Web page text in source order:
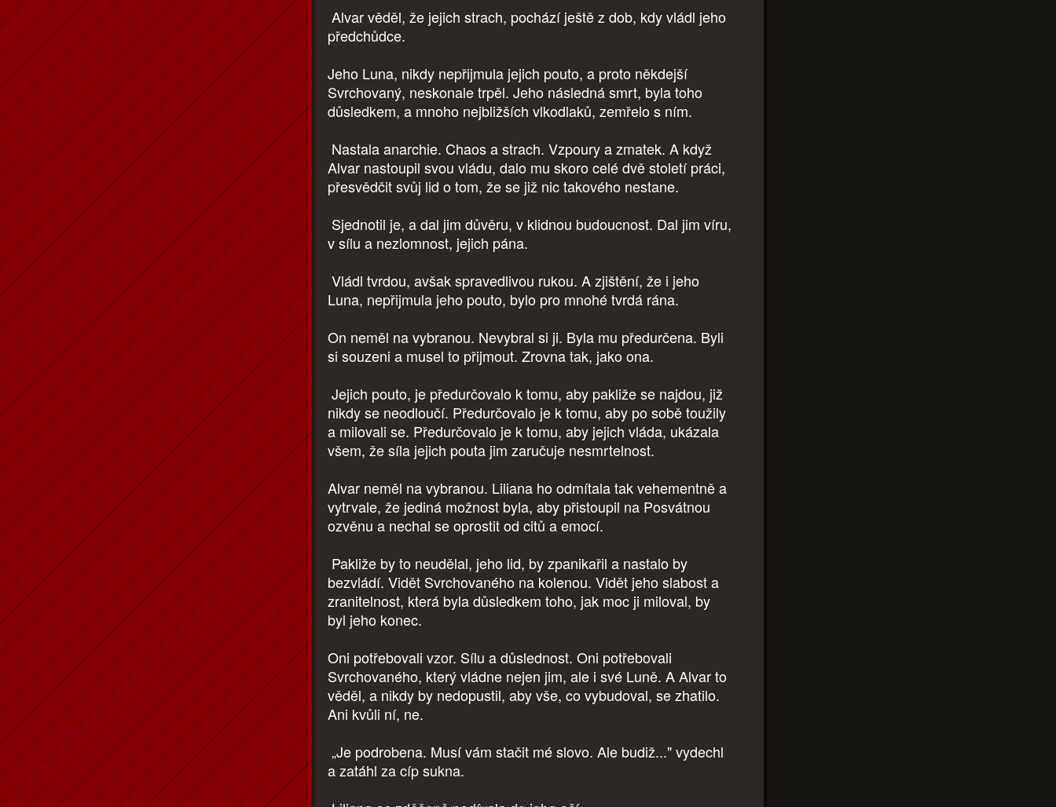
Alvar věděl, že jejich strach, pochází ještě z dob, kdy vládl jeho
předchůdce.
Jeho Luna, nikdy nepřijmula jejich pouto, a proto někdejší
Svrchovaný, neskonale trpěl. Jeho následná smrt, byla toho
důsledkem, a mnoho nejbližších vlkodlaků, zemřelo s ním.
Nastala anarchie. Chaos a strach. Vzpoury a zmatek. A když
Alvar nastoupil svou vládu, dalo mu skoro celé dvě století práci,
přesvědčit svůj lid o tom, že se již nic takového nestane.
Sjednotil je, a dal jim důvěru, v klidnou budoucnost. Dal jim víru,
v sílu a nezlomnost, jejich pána.
Vládl tvrdou, avšak spravedlivou rukou. A zjištění, že i jeho
Luna, nepřijmula jeho pouto, bylo pro mnohé tvrdá rána.
On neměl na vybranou. Nevybral si ji. Byla mu předurčena. Byli
si souzeni a musel to přijmout. Zrovna tak, jako ona.
Jejich pouto, je předurčovalo k tomu, aby pakliže se najdou, již
nikdy se neodloučí. Předurčovalo je k tomu, aby po sobě toužily
a milovali se. Předurčovalo je k tomu, aby jejich vláda, ukázala
všem, že síla jejich pouta jim zaručuje nesmrtelnost.
Alvar neměl na vybranou. Liliana ho odmítala tak vehementně a
vytrvale, že jediná možnost byla, aby přistoupil na Posvátnou
ozvěnu a nechal se oprostit od citů a emocí.
Pakliže by to neudělal, jeho lid, by zpanikařil a nastalo by
bezvládí. Vidět Svrchovaného na kolenou. Vidět jeho slabost a
zranitelnost, která byla důsledkem toho, jak moc ji miloval, by
byl jeho konec.
Oni potřebovali vzor. Sílu a důslednost. Oni potřebovali
Svrchovaného, který vládne nejen jim, ale i své Luně. A Alvar to
věděl, a nikdy by nedopustil, aby vše, co vybudoval, se zhatilo.
Ani kvůli ní, ne.
„Je podrobena. Musí vám stačit mé slovo. Ale budiž..." vydechl
a zatáhl za cíp sukna.